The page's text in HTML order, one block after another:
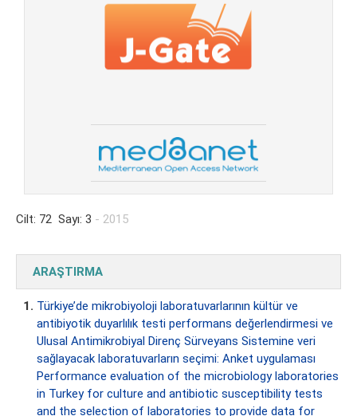
Cilt: 72 Sayı: 3 - 2015
ARAŞTIRMA
1. Türkiye’de mikrobiyoloji laboratuvarlarının kültür ve
antibiyotik duyarlılık testi performans değerlendirmesi ve
Ulusal Antimikrobiyal Direnç Sürveyans Sistemine veri
sağlayacak laboratuvarların seçimi: Anket uygulaması
Performance evaluation of the microbiology laboratories
in Turkey for culture and antibiotic susceptibility tests
and the selection of laboratories to provide data for